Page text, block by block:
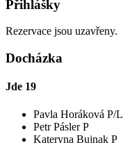
Přihlášky
Rezervace jsou uzavřeny.
Docházka
Jde 19
Pavla Horáková P/L
Petr Pásler P
Kateryna Bujnak P